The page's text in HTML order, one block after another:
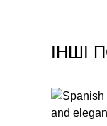
ІНШІ